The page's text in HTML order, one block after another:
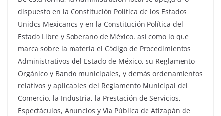
dispuesto en la Constitución Política de los Estados
Unidos Mexicanos y en la Constitución Política del
Estado Libre y Soberano de México, así como lo que
marca sobre la materia el Código de Procedimientos
Administrativos del Estado de México, su Reglamento
Orgánico y Bando municipales, y demás ordenamientos
relativos y aplicables del Reglamento Municipal del
Comercio, la Industria, la Prestación de Servicios,
Espectáculos, Anuncios y Vía Pública de Atizapán de